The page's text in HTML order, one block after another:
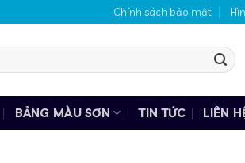
Chính sách bảo mật
BẢNG MÀU SƠN TIN TỨC LIÊN